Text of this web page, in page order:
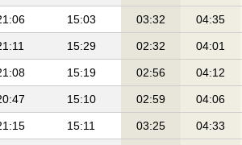
15:03 03:32 04:35
15:29 02:32 04:01
15:19 02:56 04:12
15:10 02:59 04:06
15:11 03:25 04:33